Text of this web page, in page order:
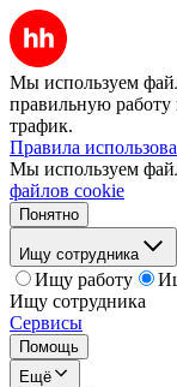
Мы используем
правильную работу
трафик.
Правила
Мы используем
файлов cookie
Понятно
Ищу сотрудника
Ищу работу
Ищу сотрудника
Сервисы
Помощь
Ещё